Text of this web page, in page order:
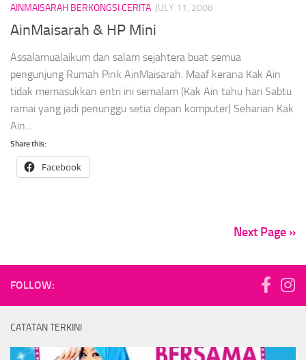
AINMAISARAH BERKONGSI CERITA JULY 11, 2008
AinMaisarah & HP Mini
Assalamualaikum dan salam sejahtera buat semua
pengunjung Rumah Pink AinMaisarah. Maaf kerana Kak Ain
tidak memasukkan entri ini semalam (Kak Ain tahu hari Sabtu
ramai yang jadi penunggu setia depan komputer) Seharian Kak
Ain...
Share this:
Facebook
Next Page »
FOLLOW:
CATATAN TERKINI